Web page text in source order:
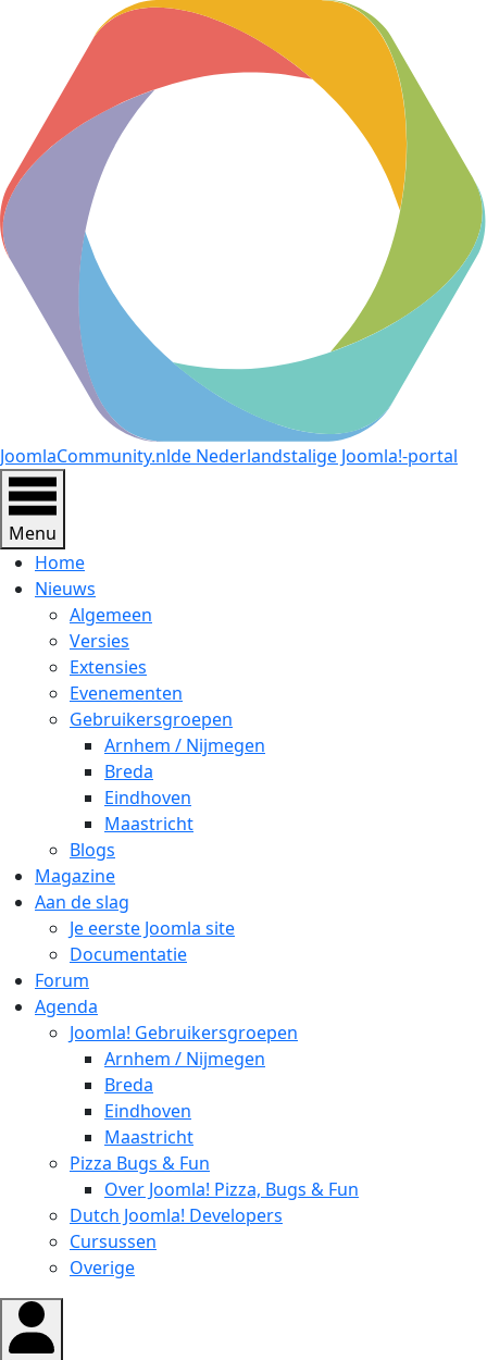
JoomlaCommunity.nlde Nederlandstalige Joomla!-portal
Menu
Home
Nieuws
Algemeen
Versies
Extensies
Evenementen
Gebruikersgroepen
Arnhem / Nijmegen
Breda
Eindhoven
Maastricht
Blogs
Magazine
Aan de slag
Je eerste Joomla site
Documentatie
Forum
Agenda
Joomla! Gebruikersgroepen
Arnhem / Nijmegen
Breda
Eindhoven
Maastricht
Pizza Bugs & Fun
Over Joomla! Pizza, Bugs & Fun
Dutch Joomla! Developers
Cursussen
Overige